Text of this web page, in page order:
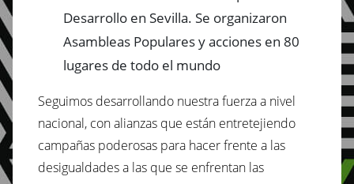
Desarrollo en Sevilla. Se organizaron
Asambleas Populares y acciones en 80
lugares de todo el mundo
Seguimos desarrollando nuestra fuerza a nivel
nacional, con alianzas que están entretejiendo
campañas poderosas para hacer frente a las
desigualdades a las que se enfrentan las